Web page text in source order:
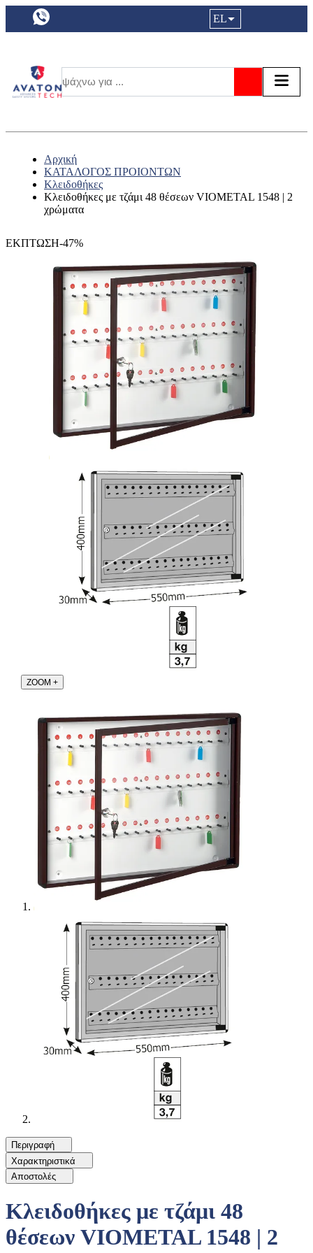
a11y.languageSelection:
EL
Αρχική
ΚΑΤΑΛΟΓΟΣ ΠΡΟΙΟΝΤΩΝ
Κλειδοθήκες
Κλειδοθήκες με τζάμι 48 θέσεων VIOMETAL 1548 | 2
χρώματα
ΕΚΠΤΩΣΗ-47%
ZOOM +
Περιγραφή
Χαρακτηριστικά
Αποστολές
Κλειδοθήκες με τζάμι 48
θέσεων VIOMETAL 1548 | 2